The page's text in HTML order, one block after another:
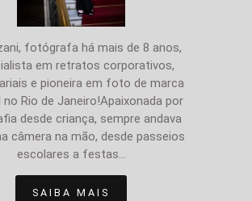
fotógrafa há mais de 8 anos,
em retratos corporativos,
e pioneira em foto de marca
Rio de Janeiro!Apaixonada por
desde criança, sempre andava
câmera na mão, desde passeios
escolares a festas...
SAIBA MAIS